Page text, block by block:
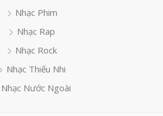
Nhạc Phim
Nhạc Rap
Nhạc Rock
Nhạc Thiếu Nhi
Nhạc Nước Ngoài